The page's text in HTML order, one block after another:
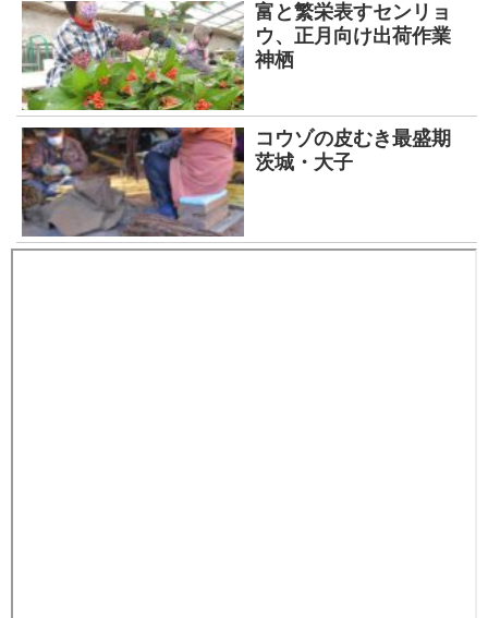
富と繁栄表すセンリョ
ウ、正月向け出荷作業
神栖
コウゾの皮むき最盛期
茨城・大子